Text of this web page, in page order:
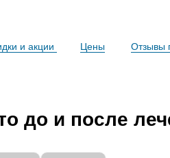
и акции Цены Отзывы
до и после